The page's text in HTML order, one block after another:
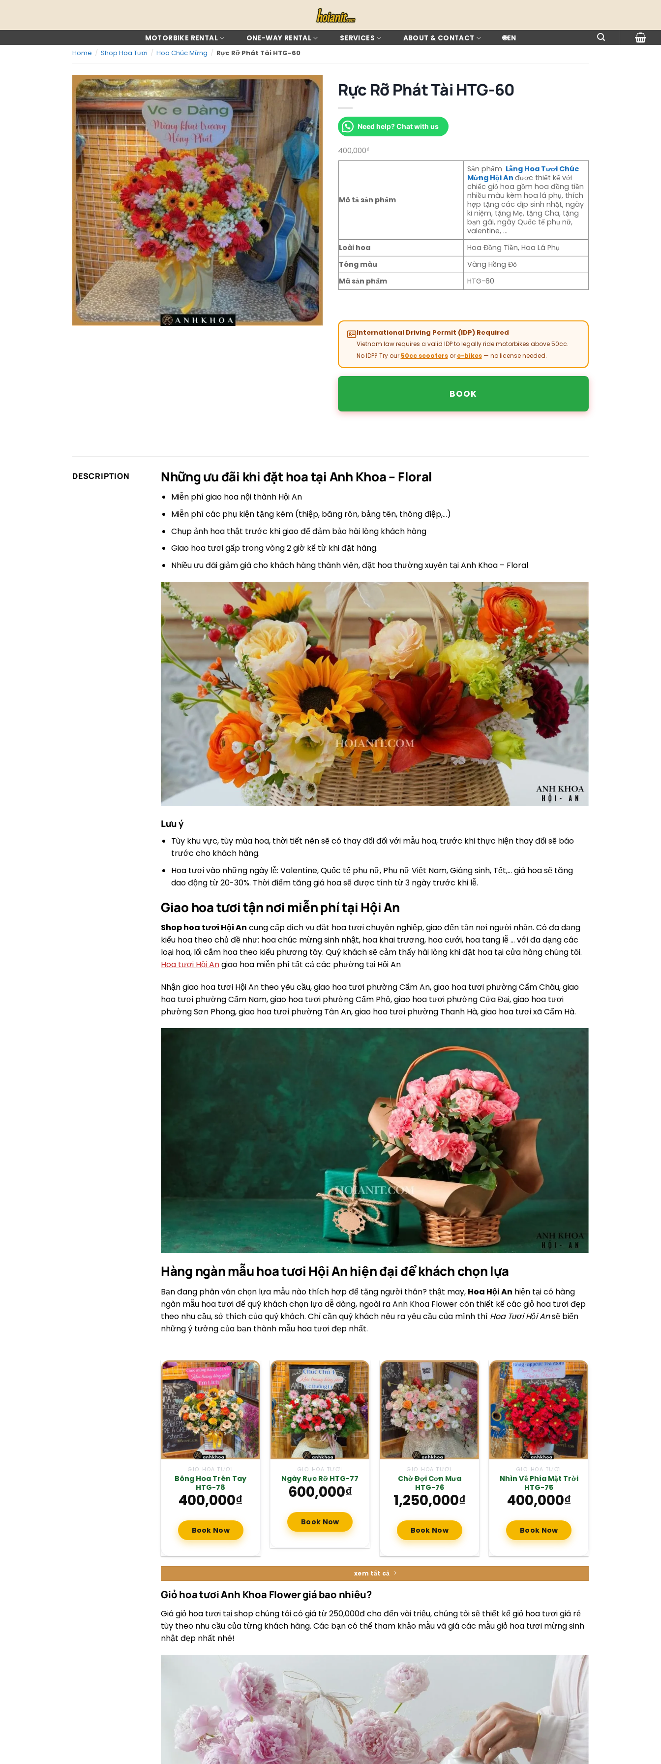
content
MOTORBIKE RENTAL ONE-WAY RENTAL SERVICES ABOUT & CONTACT 🌐EN
Home / Shop Hoa Tươi / Hoa Chúc Mừng / Rực Rỡ Phát Tài HTG-60
Rực Rỡ Phát Tài HTG-60
Need help? Chat with us
400,000₫
Mô tả sản phẩm
Sản phẩm Lẵng Hoa Tươi Chúc
Mừng Hội Anđược thiết kế với
chiếc giỏ hoa gồm hoa đồng tiền
nhiều màu kèm hoa lá phụ, thích
hợp tặng các dịp sinh nhật, ngày
kỉ niệm, tặng Mẹ, tặng Cha, tặng
bạn gái, ngày Quốc tế phụ nữ,
valentine, …
Loài hoa
Hoa Đồng Tiền, Hoa Lá Phụ
Tông màu
Vàng Hồng Đỏ
Mã sản phẩm
HTG-60
International Driving Permit (IDP) Required
Vietnam law requires a valid IDP to legally ride motorbikes above 50cc.
No IDP? Try our 50cc scootersor e-bikes— no license needed.
BOOK
DESCRIPTION Những ưu đãi khi đặt hoa tại Anh Khoa – Floral
Miễn phí giao hoa nội thành Hội An
Miễn phí các phụ kiện tặng kèm (thiệp, băng rôn, bảng tên, thông điệp,…)
Chụp ảnh hoa thật trước khi giao để đảm bảo hài lòng khách hàng
Giao hoa tươi gấp trong vòng 2 giờ kể từ khi đặt hàng.
Nhiều ưu đãi giảm giá cho khách hàng thành viên, đặt hoa thường xuyên tại Anh Khoa – Floral
Lưu ý
Tùy khu vực, tùy mùa hoa, thời tiết nên sẽ có thay đổi đối với mẫu hoa, trước khi thực hiện thay đổi sẽ báo
trước cho khách hàng.
Hoa tươi vào những ngày lễ: Valentine, Quốc tế phụ nữ, Phụ nữ Việt Nam, Giáng sinh, Tết,… giá hoa sẽ tăng
dao động từ 20-30%. Thời điểm tăng giá hoa sẽ được tính từ 3 ngày trước khi lễ.
Giao hoa tươi tận nơi miễn phí tại Hội An
Shop hoa tươi Hội An cung cấp dịch vụ đặt hoa tươi chuyên nghiệp, giao đến tận nơi người nhận. Có đa dạng
kiểu hoa theo chủ đề như: hoa chúc mừng sinh nhật, hoa khai trương, hoa cưới, hoa tang lễ … với đa dạng các
loại hoa, lối cắm hoa theo kiểu phương tây. Quý khách sẽ cảm thấy hài lòng khi đặt hoa tại cửa hàng chúng tôi.
Hoa tươi Hội Angiao hoa miễn phí tất cả các phường tại Hội An
Nhận giao hoa tươi Hội An theo yêu cầu, giao hoa tươi phường Cẩm An, giao hoa tươi phường Cẩm Châu, giao
hoa tươi phường Cẩm Nam, giao hoa tươi phường Cẩm Phô, giao hoa tươi phường Cửa Đại, giao hoa tươi
phường Sơn Phong, giao hoa tươi phường Tân An, giao hoa tươi phường Thanh Hà, giao hoa tươi xã Cẩm Hà.
Hàng ngàn mẫu hoa tươi Hội An hiện đại để khách chọn lựa
Bạn đang phân vân chọn lựa mẫu nào thích hợp để tặng người thân? thật may, Hoa Hội An hiện tại có hàng
ngàn mẫu hoa tươi để quý khách chọn lựa dễ dàng, ngoài ra Anh Khoa Flower còn thiết kế các giỏ hoa tươi đẹp
theo nhu cầu, sở thích của quý khách. Chỉ cần quý khách nêu ra yêu cầu của mình thì Hoa Tươi Hội Ansẽ biến
những ý tưởng của bạn thành mẫu hoa tươi đẹp nhất.
GIỎ HOA TƯƠI
Bông Hoa Trên Tay
HTG-78
400,000₫
Book Now
GIỎ HOA TƯƠI
Ngày Rực Rỡ HTG-77
600,000₫
Book Now
GIỎ HOA TƯƠI
Chờ Đợi Cơn Mưa
HTG-76
1,250,000₫
Book Now
GIỎ HOA TƯƠI
Nhìn Về Phía Mặt Trời
HTG-75
400,000₫
Book Now
xem tất cả
Giỏ hoa tươi Anh Khoa Flower giá bao nhiêu?
Giá giỏ hoa tươi tại shop chúng tôi có giá từ 250,000đ cho đến vài triệu, chúng tôi sẽ thiết kế giỏ hoa tươi giá rẻ
tùy theo nhu cầu của từng khách hàng. Các bạn có thể tham khảo mẫu và giá các mẫu giỏ hoa tươi mừng sinh
nhật đẹp nhất nhé!